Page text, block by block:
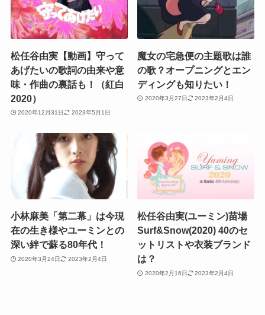
松任谷由実【動画】守って
あげたいの歌詞の由来や意
味・作曲の裏話も！（紅白
2020）
2020年12月31日 2023年5月1日
魔女の宅急便の主題歌は誰
の歌？オープニングとエン
ディングも知りたい！
2020年3月27日 2023年2月4日
小林麻美「第二幕」は今現
在の生き様やユーミンとの
深い絆で蘇る80年代！
2020年3月24日 2023年2月4日
松任谷由実(ユーミン)苗場
Surf&Snow(2020) 40のセ
ットリストや衣装ブランド
は？
2020年2月16日 2023年2月4日